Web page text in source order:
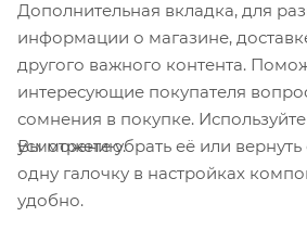
получения заказа обратитесь
кассовой зоне и назовите
Постамат. Когда заказ
телефон или e-mail придет
Заказ нужно оплатить в
Срок хранения — 3 дня.
Почтовая доставка через
Дополнительная вкладка, для
информации о магазине,
другого важного контента.
интересующие покупателя
сомнения в покупке.
усмотрению.
Вы можете убрать её или
одну галочку в настройках
удобно.